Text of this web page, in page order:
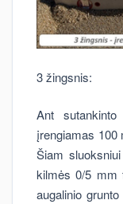
3 žingsnis:
Ant
įrengiamas 100
Šiam
kilmės 0/5 mm
augalinio